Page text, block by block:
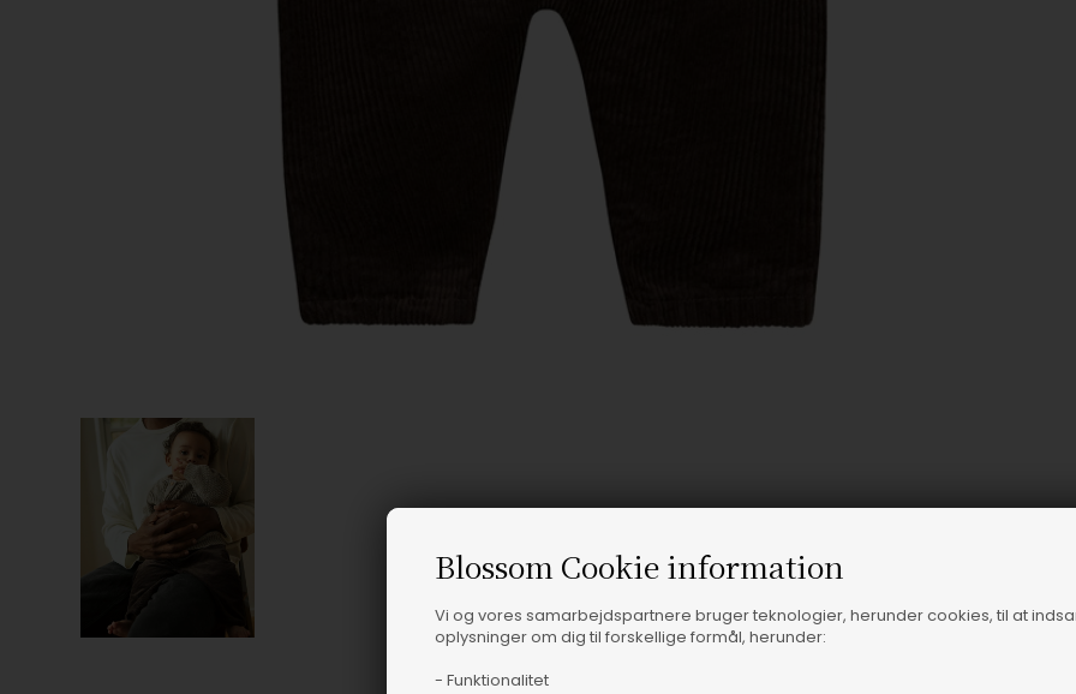
Blossom Cookie information
Vi og vores samarbejdspartnere bruger teknologier, herunder cookies, til at
oplysninger om dig til forskellige formål, herunder:
- Funktionalitet